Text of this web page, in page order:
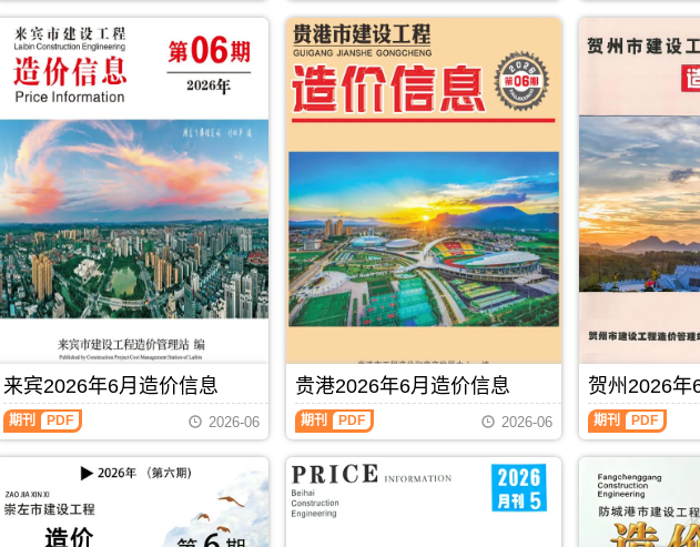
月
造
信
(北
海
工
程
造
价
信
息)，
北
设
工
程
造
价
息
高
年
6
月
造
价
信
建
设
工
程
造
价
信
息)，
池
市
建
设
工
程
造
价
信
年
息
城
港
建
设
工
程
价
息)，
防
城
港
市
建
设
工
程
来宾2026年6月造价信息
来
宾
月
期刊 PDF 2026-06
贵港2026年6月造价信息
贵
港
年
6
月
期刊 PDF 2026-06
贺州2026年
贺
州
月
期刊 PDF